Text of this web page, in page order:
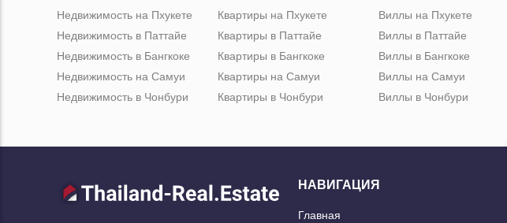
Недвижимость на Пхукете
Недвижимость в Паттайе
Недвижимость в Бангкоке
Недвижимость на Самуи
Недвижимость в Чонбури
Квартиры на Пхукете
Квартиры в Паттайе
Квартиры в Бангкоке
Квартиры на Самуи
Квартиры в Чонбури
Виллы на Пхукете
Виллы в Паттайе
Виллы в Бангкоке
Виллы на Самуи
Виллы в Чонбури
НАВИГАЦИЯ
Главная